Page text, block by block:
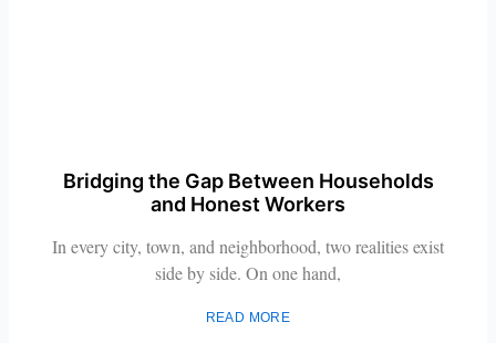
Bridging the Gap Between Households
and Honest Workers
In every city, town, and neighborhood, two realities exist
side by side. On one hand,
READ MORE